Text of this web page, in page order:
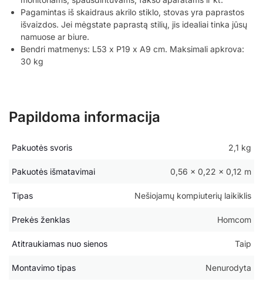
Pagamintas iš skaidraus akrilo stiklo, stovas yra paprastos
išvaizdos. Jei mėgstate paprastą stilių, jis idealiai tinka jūsų
namuose ar biure.
Bendri matmenys: L53 x P19 x A9 cm. Maksimali apkrova:
30 kg
Papildoma informacija
Pakuotės svoris 2,1 kg
Pakuotės išmatavimai 0,56 × 0,22 × 0,12 m
Tipas Nešiojamų kompiuterių laikiklis
Prekės ženklas Homcom
Atitraukiamas nuo sienos Taip
Montavimo tipas Nenurodyta